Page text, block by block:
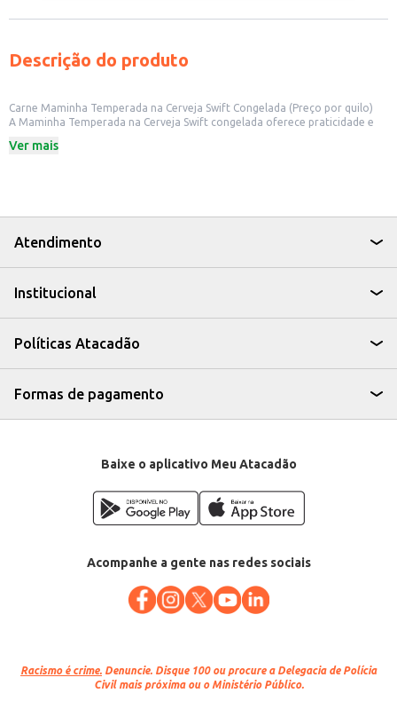
Descrição do produto
Carne Maminha Temperada na Cerveja Swift Congelada (Preço por quilo)
A Maminha Temperada na Cerveja Swift congelada oferece praticidade e
esta carne é ideal para restaurantes, bares, lanchonetes e outros
Categoria: Carne bovina
Venda por quilo
Congelada
Ideal para preparo de pratos individuais ou em grandes quantidades.
O pré-temperamento reduz o tempo de preparo, otimizando o fluxo de
trabalho na sua cozinha.
A Maminha Temperada na Cerveja Swift congelada proporciona praticidade
temperagem garante um sabor marcante e consistente, atendendo às
expectativas dos seus clientes.
Ver mais
Atendimento
Institucional
Políticas Atacadão
Formas de pagamento
Baixe o aplicativo Meu Atacadão
Acompanhe a gente nas redes sociais
Racismo é crime. Denuncie. Disque 100 ou procure a Delegacia de Polícia
Civil mais próxima ou o Ministério Público.